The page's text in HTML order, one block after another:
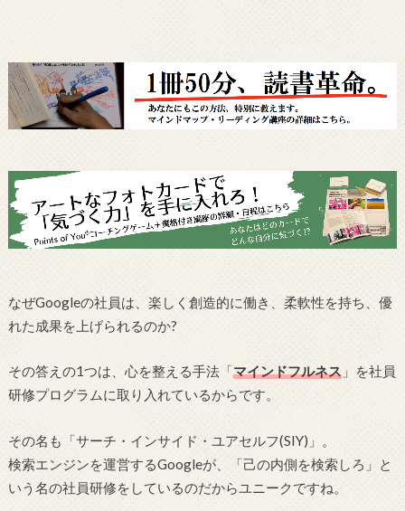
なぜGoogleの社員は、楽しく創造的に働き、柔軟性を持ち、優
れた成果を上げられるのか?
その答えの1つは、心を整える手法「マインドフルネス」を社員
研修プログラムに取り入れているからです。
その名も「サーチ・インサイド・ユアセルフ(SIY)」。
検索エンジンを運営するGoogleが、「己の内側を検索しろ」と
いう名の社員研修をしているのだからユニークですね。